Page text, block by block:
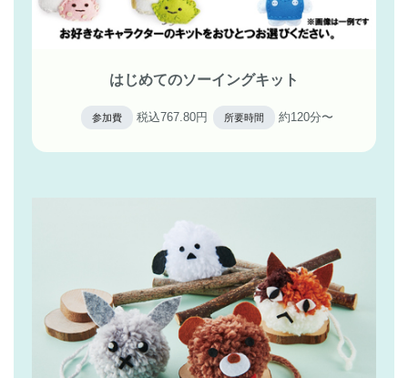
はじめてのソーイングキット
参加費 税込767.80円 所要時間 約120分〜